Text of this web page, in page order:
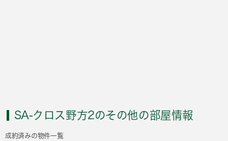
SA-クロス野方2のその他の部屋情報
成約済みの物件一覧